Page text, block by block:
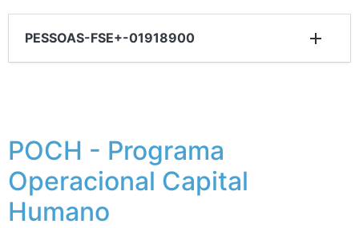
PESSOAS-FSE+-01918900
POCH - Programa
Operacional Capital
Humano